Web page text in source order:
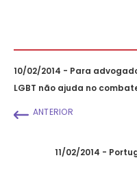
10/02/2014 - Para
LGBT não ajuda no
ANTERIOR
11/02/2014 -